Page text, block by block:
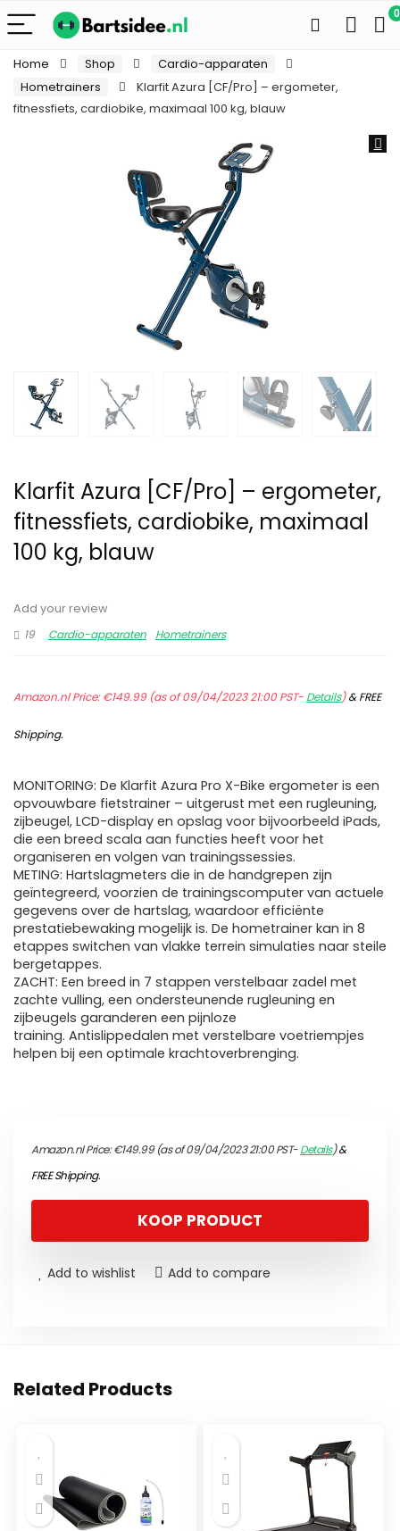
0
Home Shop
Cardio-apparaten
Hometrainers
Klarfit Azura [CF/Pro] – ergometer,
fitnessfiets, cardiobike, maximaal 100 kg, blauw
Klarfit Azura [CF/Pro] – ergometer,
fitnessfiets, cardiobike, maximaal
100 kg, blauw
Add your review
19
Cardio-apparaten Hometrainers
Amazon.nl Price:€149.99(as of 09/04/2023 21:00 PST- Details)&FREE
Shipping.
MONITORING: De Klarfit Azura Pro X-Bike ergometer is een
opvouwbare fietstrainer – uitgerust met een rugleuning,
zijbeugel, LCD-display en opslag voor bijvoorbeeld iPads,
die een breed scala aan functies heeft voor het
organiseren en volgen van trainingssessies.
METING: Hartslagmeters die in de handgrepen zijn
geïntegreerd, voorzien de trainingscomputer van actuele
gegevens over de hartslag, waardoor efficiënte
prestatiebewaking mogelijk is. De hometrainer kan in 8
etappes switchen van vlakke terrein simulaties naar steile
bergetappes.
ZACHT: Een breed in 7 stappen verstelbaar zadel met
zachte vulling, een ondersteunende rugleuning en
zijbeugels garanderen een pijnloze
training. Antislippedalen met verstelbare voetriempjes
helpen bij een optimale krachtoverbrenging.
Amazon.nl Price:€149.99(as of 09/04/2023 21:00 PST-Details)&
FREE Shipping.
KOOP PRODUCT
Add to wishlist Add to compare
Related Products